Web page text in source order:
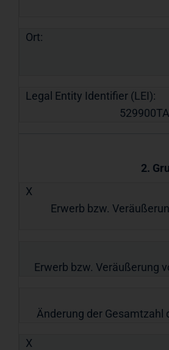
Ort:
Legal Entity Identifier (LEI):
2.
X
Erwerb bzw.
Erwerb bzw. Veräußerung
Änderung der Gesamtzahl
X